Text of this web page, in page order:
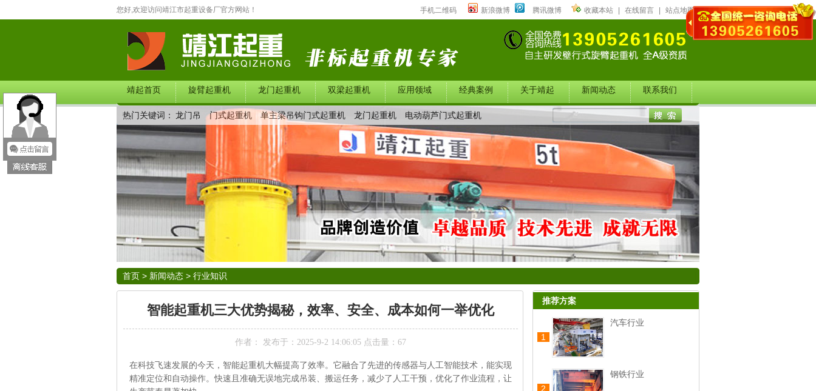
您好,欢迎访问靖江市起重设备厂官方网站！ 手机二维码 新浪微博 腾讯微博 收藏本站 在线留言 站点地图
靖起首页 旋臂起重机 龙门起重机 双梁起重机 应用领域 经典案例 关于靖起 新闻动态 联系我们
在线留言 联系我们 产品中心
热门关键词： 龙门吊 门式起重机 单主梁吊钩门式起重机 龙门起重机 电动葫芦门式起重机
首页 > 新闻动态 > 行业知识
智能起重机三大优势揭秘，效率、安全、成本如何一举优化
作者： 发布于：2025-9-2 14:06:05 点击量： 67
在科技飞速发展的今天，智能起重机大幅提高了效率。它融合了先进的传感器与人工智能技术，能实现
精准定位和自动操作。快速且准确无误地完成吊装、搬运任务，减少了人工干预，优化了作业流程，让
推荐方案
1
汽车行业
2
钢铁行业